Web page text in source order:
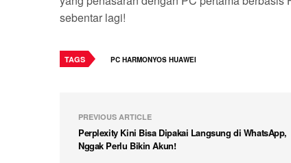
sebentar lagi!
TAGS PC HARMONYOS HUAWEI
PREVIOUS ARTICLE
Perplexity Kini Bisa Dipakai Langsung di WhatsApp,
Nggak Perlu Bikin Akun!